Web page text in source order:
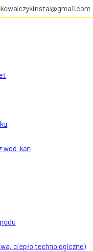
kowalczykinstal@gmail.com
wod-kan
ciepło technologiczne)